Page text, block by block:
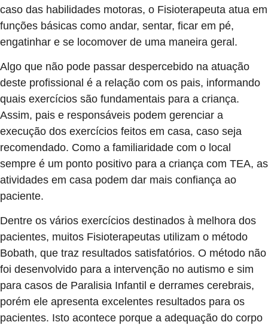
caso das habilidades motoras, o Fisioterapeuta atua em
funções básicas como andar, sentar, ficar em pé,
engatinhar e se locomover de uma maneira geral.
Algo que não pode passar despercebido na atuação
deste profissional é a relação com os pais, informando
quais exercícios são fundamentais para a criança.
Assim, pais e responsáveis podem gerenciar a
execução dos exercícios feitos em casa, caso seja
recomendado. Como a familiaridade com o local
sempre é um ponto positivo para a criança com TEA, as
atividades em casa podem dar mais confiança ao
paciente.
Dentre os vários exercícios destinados à melhora dos
pacientes, muitos Fisioterapeutas utilizam o método
Bobath, que traz resultados satisfatórios. O método não
foi desenvolvido para a intervenção no autismo e sim
para casos de Paralisia Infantil e derrames cerebrais,
porém ele apresenta excelentes resultados para os
pacientes. Isto acontece porque a adequação do corpo